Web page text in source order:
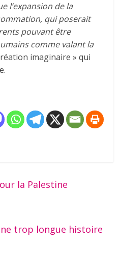
l’expansion de la
qui poserait
pouvant être
comme valant la
imaginaire » qui
la Palestine
trop longue histoire